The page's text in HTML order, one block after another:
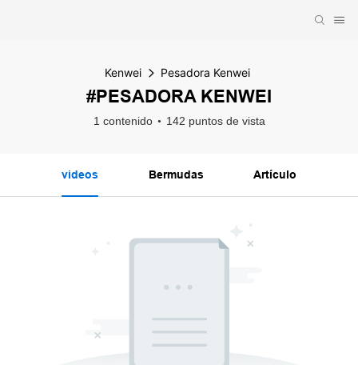
Kenwei Pesadora Kenwei
#PESADORA KENWEI
1 contenido 142 puntos de vista
videos Bermudas Artículo